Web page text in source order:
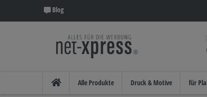
Blog
Alle Produkte Druck & Motive für